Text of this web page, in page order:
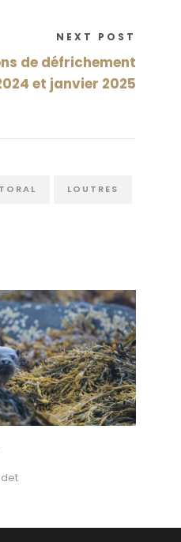
NEXT POST
de défrichement
et janvier 2025
LOUTRES